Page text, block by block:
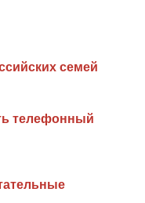
семей
телефонный